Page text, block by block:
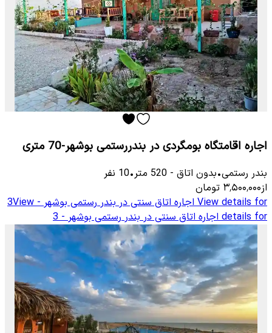
اجاره اقامتگاه بومگردی در بندررستمی بوشهر-70 متری
بندر رستمی•بدون اتاق -
520 متر•
10 نفر
از۳٬۵۰۰٬۰۰۰ تومان
View details for اجاره اتاق سنتی در بندر رستمی بوشهر - 3View
details for اجاره اتاق سنتی در بندر رستمی بوشهر - 3